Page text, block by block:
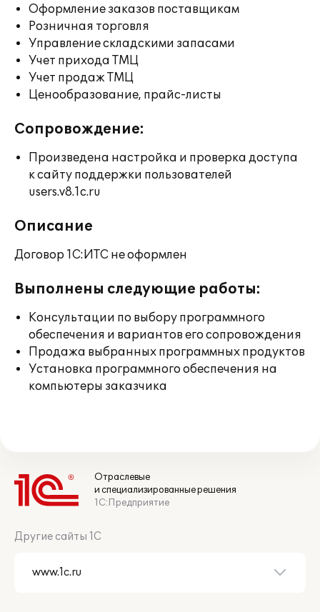
Оформление заказов поставщикам
Розничная торговля
Управление складскими запасами
Учет прихода ТМЦ
Учет продаж ТМЦ
Ценообразование, прайс-листы
Сопровождение:
Произведена настройка и проверка доступа
к сайту поддержки пользователей
users.v8.1c.ru
Описание
Договор 1С:ИТС не оформлен
Выполнены следующие работы:
Консультации по выбору программного
обеспечения и вариантов его сопровождения
Продажа выбранных программных продуктов
Установка программного обеспечения на
компьютеры заказчика
Отраслевые
и специализированные решения
1С:Предприятие
Другие сайты 1С